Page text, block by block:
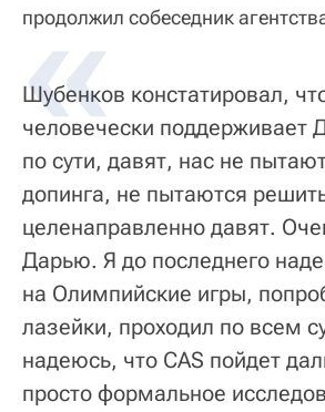
продолжил собеседник
Шубенков констатировал,
человечески поддерживает
по сути, давят, нас не
допинга, не пытаются
целенаправленно давят.
Дарью. Я до последнего
на Олимпийские игры,
лазейки, проходил по всем
надеюсь, что CAS пойдет
просто формальное